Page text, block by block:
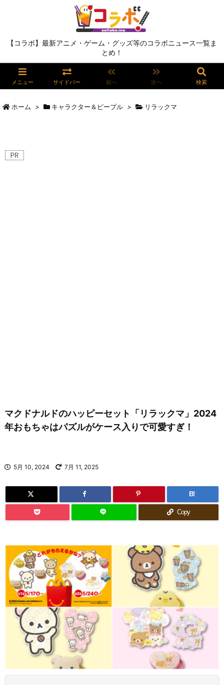
【コラボ】最新アニメ・ゲーム・グッズ等のコラボニュース一覧ま
とめ！
メニュー サイドバー 前へ 次へ 検索
ホーム > キャラクター＆ピープル > リラックマ
マクドナルドのハッピーセット「リラックマ」2024
年おもちゃはパズルがケース入りで可愛すぎ！
5月 10, 2024 7月 11, 2025
B!
Copy